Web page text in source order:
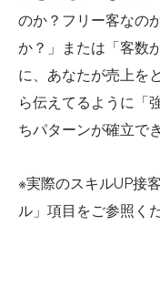
のか？フリー客なの
か？」または「客数
に、あなたが売上を
ら伝えてるように「
ちパターンが確立で
※実際のスキルUP接
ル」項目をご参照く